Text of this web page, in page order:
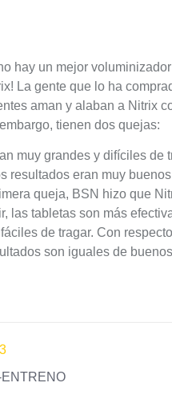
hay un mejor
La gente que lo ha
aman y alaban a Nitrix
tienen dos quejas:
muy grandes y difíciles de
resultados eran muy
queja, BSN hizo que
las tabletas son más
de tragar. Con
son iguales de
ENTRENO